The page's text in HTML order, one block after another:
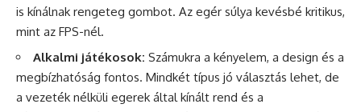
is kínálnak rengeteg gombot. Az egér súlya kevésbé kritikus,
mint az FPS-nél.
Alkalmi játékosok: Számukra a kényelem, a design és a
megbízhatóság fontos. Mindkét típus jó választás lehet, de
a vezeték nélküli egerek által kínált rend és a